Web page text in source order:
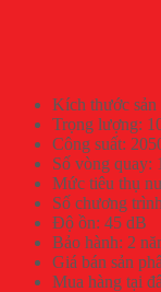
Kích thước
Trọng lượng:
Công suất:
Số vòng quay:
Mức tiêu thụ
Số chương
Độ ồn: 45 dB
Bảo hành: 2
Giá bán sản
Mua hàng tại